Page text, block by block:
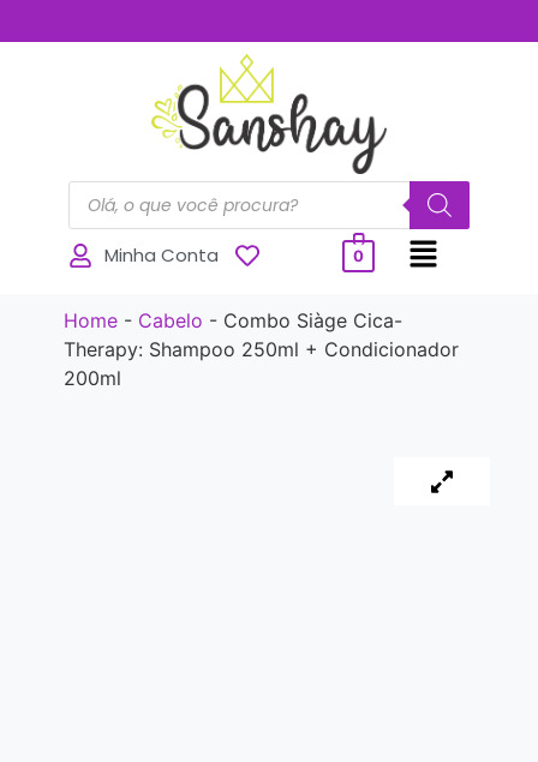
Minha Conta 0
Home- Cabelo - Combo Siàge Cica-
Therapy: Shampoo 250ml + Condicionador
200ml